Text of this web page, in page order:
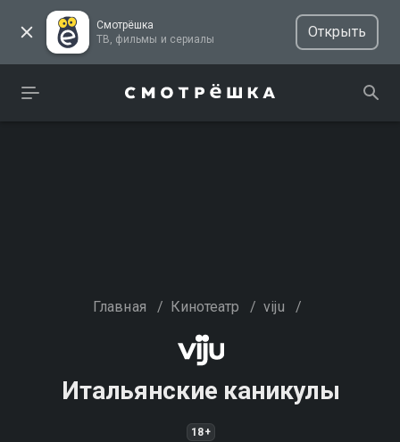
Смотрёшка
ТВ, фильмы и сериалы
Открыть
Главная / Кинотеатр / viju /
Итальянские каникулы
18+